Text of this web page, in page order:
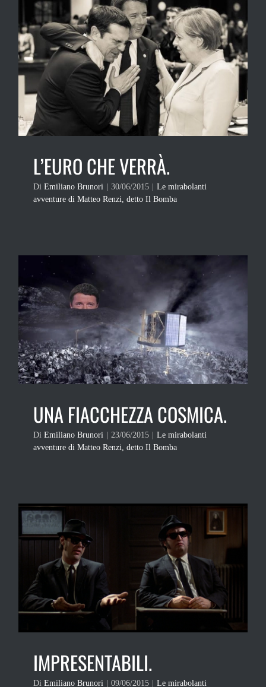
L’EURO CHE VERRÀ.
Di Emiliano Brunori | 30/06/2015 | Le mirabolanti
avventure di Matteo Renzi, detto Il Bomba
UNA FIACCHEZZA COSMICA.
Di Emiliano Brunori 23/06/2015
Le mirabolanti
avventure di Matteo Renzi, detto Il Bomba
IMPRESENTABILI.
Di Emiliano Brunori 09/06/2015 Le mirabolanti